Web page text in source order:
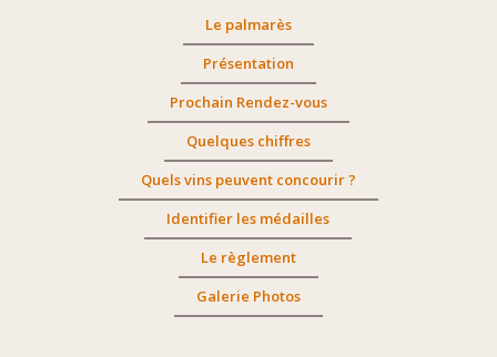
Le palmarès
Présentation
Prochain Rendez-vous
Quelques chiffres
Quels vins peuvent concourir ?
Identifier les médailles
Le règlement
Galerie Photos